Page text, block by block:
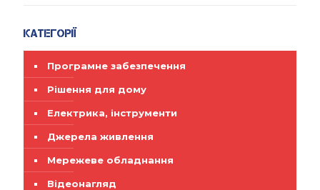
Категорії
Програмне забезпечення
Рішення для дому
Електрика, інструменти
Джерела живлення
Мережеве обладнання
Відеонагляд